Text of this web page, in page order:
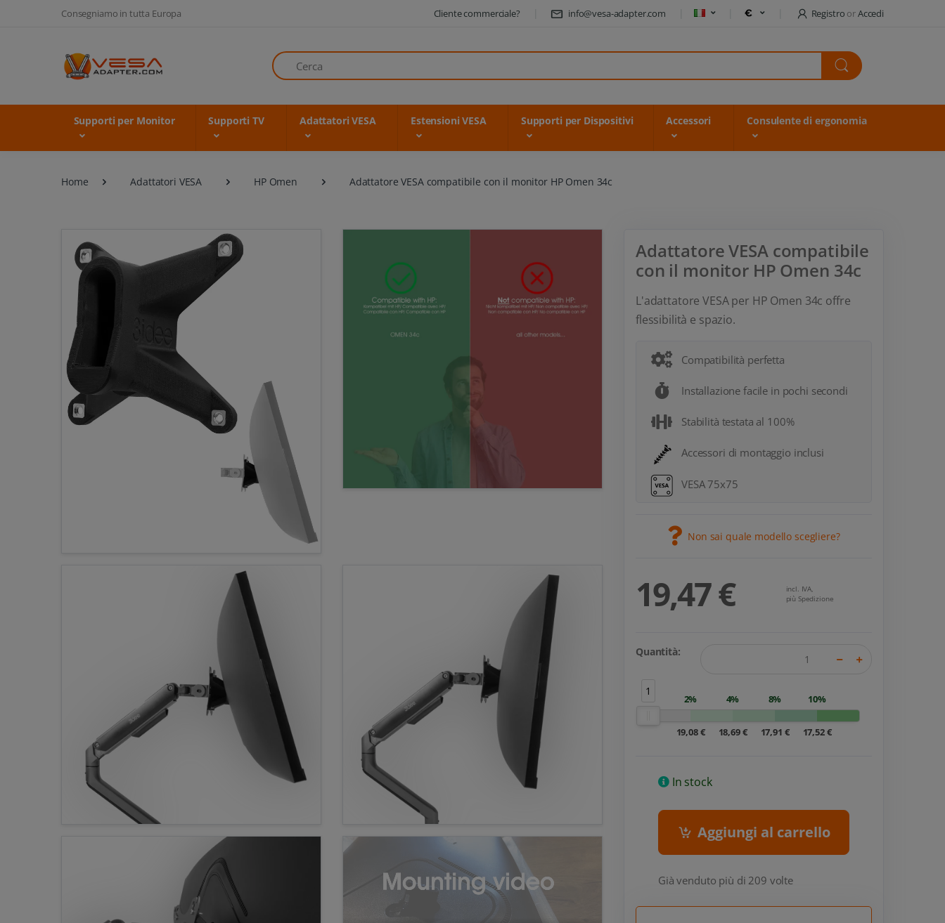
Consegniamo in tutta Europa Cliente commerciale? info@vesa-adapter.com Registro orAccedi
Cerca
Supporti per Monitor Supporti TV Adattatori VESA Estensioni VESA Supporti per Dispositivi Accessori Consulente di ergonomia
Home Adattatori VESA HP Omen Adattatore VESA compatibile con il monitor HP Omen 34c
Adattatore VESA compatibile
con il monitor HP Omen 34c
L'adattatore VESA per HP Omen 34c offre
flessibilità e spazio.
Compatibilità perfetta
Installazione facile in pochi secondi
Stabilità testata al 100%
Accessori di montaggio inclusi
VESA 75x75
Non sai quale modello scegliere?
19,47 €
incl. IVA,
più Spedizione
Quantità:
1
2%
19,08 €
4%
18,69 €
8%
17,91 €
10%
17,52 €
In stock
Aggiungi al carrello
Già venduto più di 209 volte